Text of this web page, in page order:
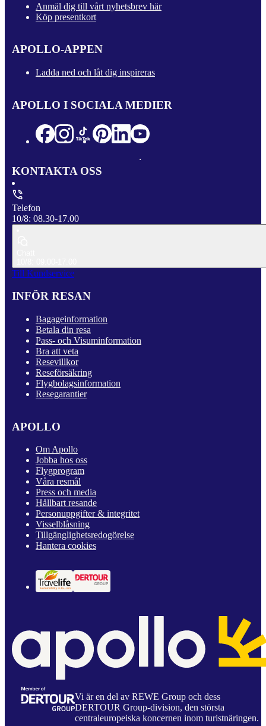
Anmäl dig till vårt nyhetsbrev här
Köp presentkort
APOLLO-APPEN
Ladda ned och låt dig inspireras
APOLLO I SOCIALA MEDIER
KONTAKTA OSS
Telefon
10/8: 08.30-17.00
Till Kundservice
INFÖR RESAN
Bagageinformation
Betala din resa
Pass- och Visuminformation
Bra att veta
Resevillkor
Reseförsäkring
Flygbolagsinformation
Resegarantier
APOLLO
Om Apollo
Jobba hos oss
Flygprogram
Våra resmål
Press och media
Hållbart resande
Personuppgifter & integritet
Visselblåsning
Tillgänglighetsredogörelse
Hantera cookies
Vi är en del av REWE Group och dess
DERTOUR Group-division, den största
centraleuropeiska koncernen inom turistnäringen.